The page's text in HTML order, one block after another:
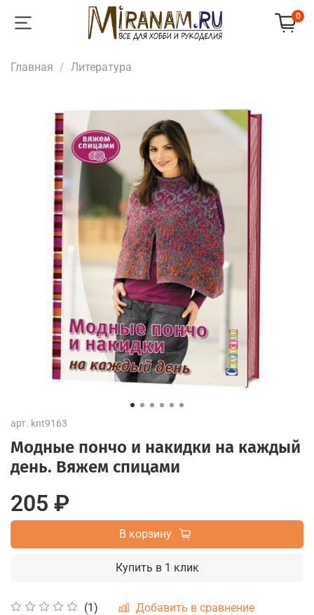
0
Главная Литература
арт. knt9163
Модные пончо и накидки на каждый
день. Вяжем спицами
(1) Добавить в сравнение
205 ₽
В корзину
Купить в 1 клик